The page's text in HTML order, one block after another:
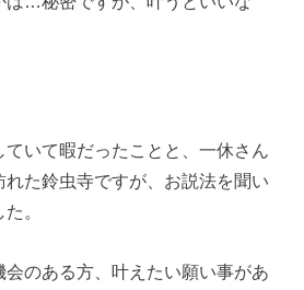
いて暇だったことと、一休さん
た鈴虫寺ですが、お説法を聞い
。
のある方、叶えたい願い事があ